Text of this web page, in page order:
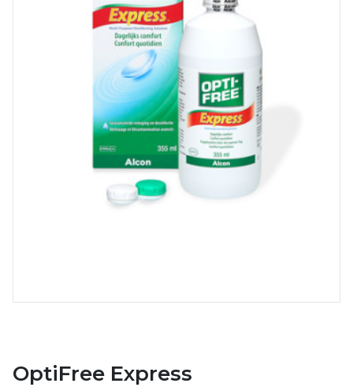
Spray désinfectant lunettes
Désinfection UV/UVC (LED,
rayonnement)
OptiFree Express